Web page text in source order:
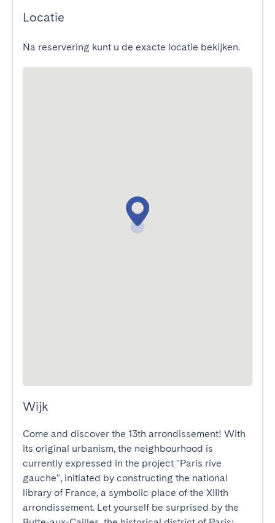
Locatie
Na reservering kunt u de exacte locatie bekijken.
Wijk
Come and discover the 13th arrondissement! With
its original urbanism, the neighbourhood is
currently expressed in the project "Paris rive
gauche", initiated by constructing the national
library of France, a symbolic place of the XIIIth
arrondissement. Let yourself be surprised by the